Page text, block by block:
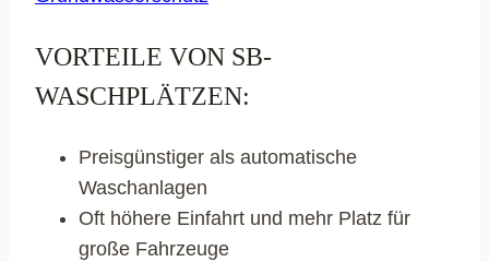
VORTEILE VON SB-
WASCHPLÄTZEN:
Preisgünstiger als automatische
Waschanlagen
Oft höhere Einfahrt und mehr Platz für
große Fahrzeuge